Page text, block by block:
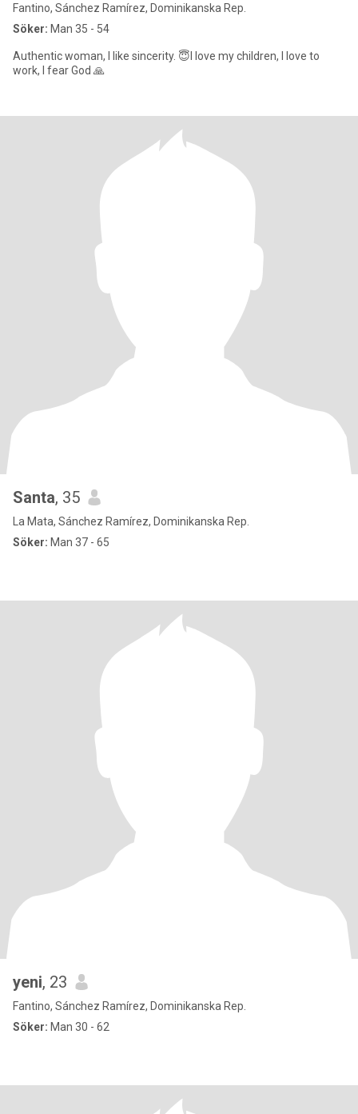
Fantino, Sánchez Ramírez, Dominikanska Rep.
Söker: Man 35 - 54
Authentic woman, I like sincerity. 😇I love my children, I love to
work, I fear God 🙏
Santa, 35
La Mata, Sánchez Ramírez, Dominikanska Rep.
Söker: Man 37 - 65
yeni, 23
Fantino, Sánchez Ramírez, Dominikanska Rep.
Söker: Man 30 - 62